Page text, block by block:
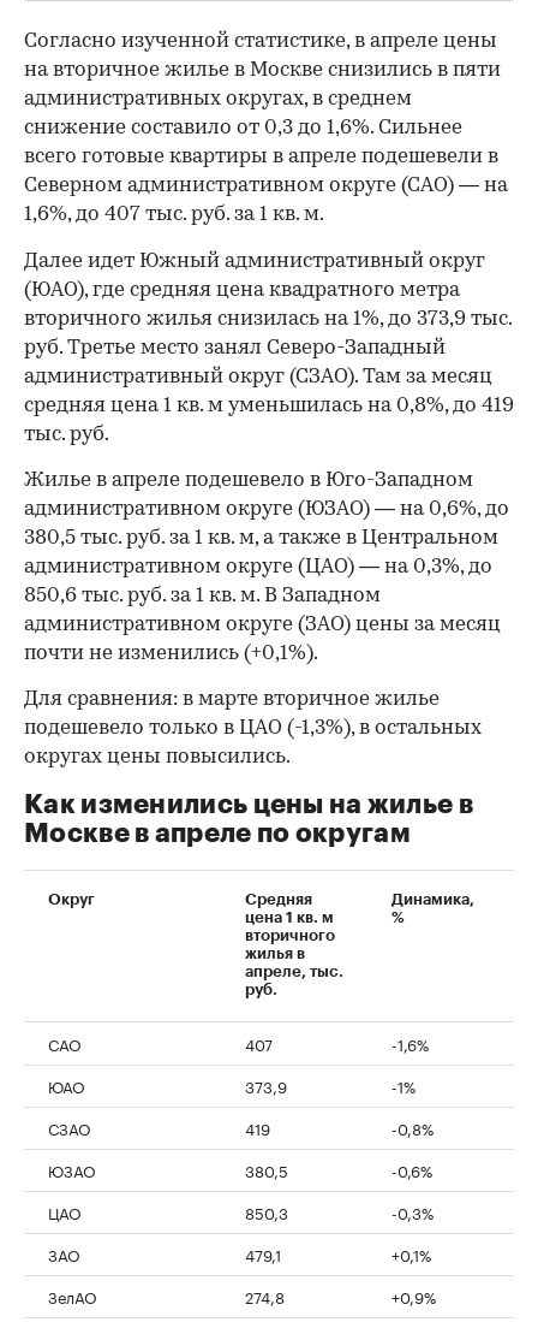
Согласно изученной статистике, в апреле цены
на вторичное жилье в Москве снизились в пяти
административных округах, в среднем
снижение составило от 0,3 до 1,6%. Сильнее
всего готовые квартиры в апреле подешевели в
Северном административном округе (САО) — на
1,6%, до 407 тыс. руб. за 1 кв. м.
00:00
Далее идет Южный административный округ
(ЮАО), где средняя цена квадратного метра
вторичного жилья снизилась на 1%, до 373,9 тыс.
руб. Третье место занял Северо-Западный
административный округ (СЗАО). Там за месяц
средняя цена 1 кв. м уменьшилась на 0,8%, до 419
тыс. руб.
Жилье в апреле подешевело в Юго-Западном
административном округе (ЮЗАО) — на 0,6%, до
380,5 тыс. руб. за 1 кв. м, а также в Центральном
административном округе (ЦАО) — на 0,3%, до
850,6 тыс. руб. за 1 кв. м. В Западном
административном округе (ЗАО) цены за месяц
почти не изменились (+0,1%).
Для сравнения: в марте вторичное жилье
подешевело только в ЦАО (-1,3%), в остальных
округах цены повысились.
Как изменились цены на жилье в
Москве в апреле по округам
Округ
Средняя
цена 1 кв. м
вторичного
жилья в
апреле, тыс.
руб.
Динамика,
%
САО 407
-1,6%
ЮАО
373,9
-1%
СЗАО
419
-0,8%
ЮЗАО
380,5
-0,6%
ЦАО
850,3
-0,3%
ЗАО
479,1
+0,1%
ЗелАО
274,8
+0,9%